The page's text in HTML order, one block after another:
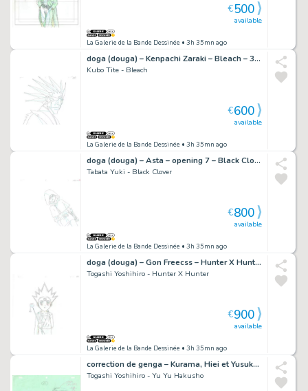
La Galerie de la Bande Dessinée • 3h 35mn ago
available
€500
doga (douga) – Kenpachi Zaraki – Bleach – 3903
Kubo Tite - Bleach
La Galerie de la Bande Dessinée • 3h 35mn ago
available
€600
doga (douga) – Asta – opening 7 – Black Clover – 1737
Tabata Yuki - Black Clover
La Galerie de la Bande Dessinée • 3h 35mn ago
available
€800
doga (douga) – Gon Freecss – Hunter X Hunter – 3298
Togashi Yoshihiro - Hunter X Hunter
La Galerie de la Bande Dessinée • 3h 35mn ago
available
€900
correction de genga – Kurama, Hiei et Yusuke – Yu Yu Hakusho – 3645
Togashi Yoshihiro - Yu Yu Hakusho